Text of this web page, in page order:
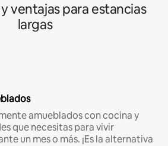
ventajas para estancias
largas
amueblados con cocina y
que necesitas para vivir
un mes o más. ¡Es la alternativa